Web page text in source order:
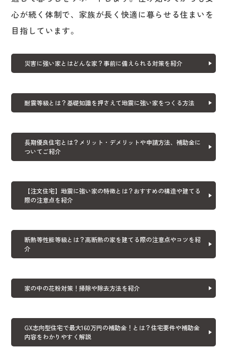
心が続く体制で、家族が長く快適に暮らせる住まいを
目指しています。
災害に強い家とはどんな家？事前に備えられる対策を紹介
耐震等級とは？基礎知識を押さえて地震に強い家をつくる方法
長期優良住宅とは？メリット・デメリットや申請方法、補助金に
ついてご紹介
【注文住宅】地震に強い家の特徴とは？おすすめの構造や建てる
際の注意点を紹介
断熱等性能等級とは？高断熱の家を建てる際の注意点やコツを紹
介
家の中の花粉対策！掃除や除去方法を紹介
GX志向型住宅で最大160万円の補助金！とは？住宅要件や補助金
内容をわかりやすく解説